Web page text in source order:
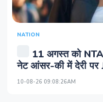
NATION
11 अगस्त को
नेट आंसर-की में देरी पर
10-08-26 09:08:26AM